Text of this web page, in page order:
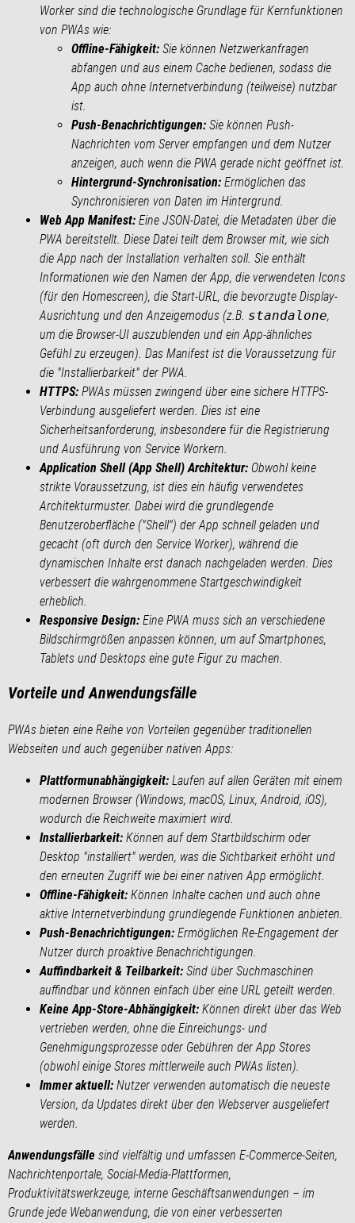
Worker sind die technologische Grundlage für Kernfunktionen
von PWAs wie:
Offline-Fähigkeit: Sie können Netzwerkanfragen
abfangen und aus einem Cache bedienen, sodass die
App auch ohne Internetverbindung (teilweise) nutzbar
ist.
Push-Benachrichtigungen: Sie können Push-
Nachrichten vom Server empfangen und dem Nutzer
anzeigen, auch wenn die PWA gerade nicht geöffnet ist.
Hintergrund-Synchronisation: Ermöglichen das
Synchronisieren von Daten im Hintergrund.
Web App Manifest: Eine JSON-Datei, die Metadaten über die
PWA bereitstellt. Diese Datei teilt dem Browser mit, wie sich
die App nach der Installation verhalten soll. Sie enthält
Informationen wie den Namen der App, die verwendeten Icons
(für den Homescreen), die Start-URL, die bevorzugte Display-
Ausrichtung und den Anzeigemodus (z.B. standalone,
um die Browser-UI auszublenden und ein App-ähnliches
Gefühl zu erzeugen). Das Manifest ist die Voraussetzung für
die "Installierbarkeit" der PWA.
HTTPS: PWAs müssen zwingend über eine sichere HTTPS-
Verbindung ausgeliefert werden. Dies ist eine
Sicherheitsanforderung, insbesondere für die Registrierung
und Ausführung von Service Workern.
Application Shell (App Shell) Architektur: Obwohl keine
strikte Voraussetzung, ist dies ein häufig verwendetes
Architekturmuster. Dabei wird die grundlegende
Benutzeroberfläche ("Shell") der App schnell geladen und
gecacht (oft durch den Service Worker), während die
dynamischen Inhalte erst danach nachgeladen werden. Dies
verbessert die wahrgenommene Startgeschwindigkeit
erheblich.
Responsive Design: Eine PWA muss sich an verschiedene
Bildschirmgrößen anpassen können, um auf Smartphones,
Tablets und Desktops eine gute Figur zu machen.
Vorteile und Anwendungsfälle
PWAs bieten eine Reihe von Vorteilen gegenüber traditionellen
Webseiten und auch gegenüber nativen Apps:
Plattformunabhängigkeit: Laufen auf allen Geräten mit einem
modernen Browser (Windows, macOS, Linux, Android, iOS),
wodurch die Reichweite maximiert wird.
Installierbarkeit: Können auf dem Startbildschirm oder
Desktop "installiert" werden, was die Sichtbarkeit erhöht und
den erneuten Zugriff wie bei einer nativen App ermöglicht.
Offline-Fähigkeit: Können Inhalte cachen und auch ohne
aktive Internetverbindung grundlegende Funktionen anbieten.
Push-Benachrichtigungen: Ermöglichen Re-Engagement der
Nutzer durch proaktive Benachrichtigungen.
Auffindbarkeit & Teilbarkeit: Sind über Suchmaschinen
auffindbar und können einfach über eine URL geteilt werden.
Keine App-Store-Abhängigkeit: Können direkt über das Web
vertrieben werden, ohne die Einreichungs- und
Genehmigungsprozesse oder Gebühren der App Stores
(obwohl einige Stores mittlerweile auch PWAs listen).
Immer aktuell: Nutzer verwenden automatisch die neueste
Version, da Updates direkt über den Webserver ausgeliefert
werden.
Anwendungsfälle sind vielfältig und umfassen E-Commerce-Seiten,
Nachrichtenportale, Social-Media-Plattformen,
Produktivitätswerkzeuge, interne Geschäftsanwendungen – im
Grunde jede Webanwendung, die von einer verbesserten